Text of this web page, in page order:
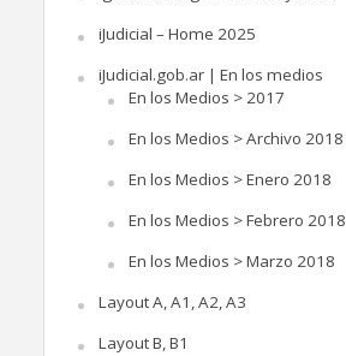
iJudicial – Home 2025
iJudicial.gob.ar | En los medios
En los Medios > 2017
En los Medios > Archivo 2018
En los Medios > Enero 2018
En los Medios > Febrero 2018
En los Medios > Marzo 2018
Layout A, A1, A2, A3
Layout B, B1